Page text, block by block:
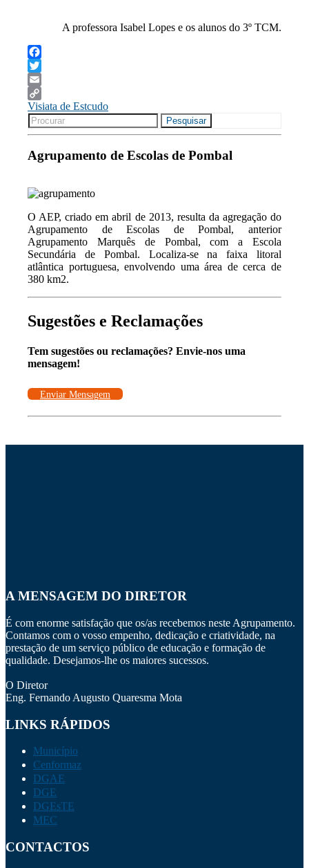
A professora Isabel Lopes e os alunos do 3º TCM.
Facebook
Twitter
Email
Copy
Link
Visiata de Estcudo
Search
for:
Pesquisar
Agrupamento de Escolas de Pombal
O AEP, criado em abril de 2013, resulta da agregação do
Agrupamento de Escolas de Pombal, anterior
Agrupamento Marquês de Pombal, com a Escola
Secundária de Pombal. Localiza-se na faixa litoral
atlântica portuguesa, envolvendo uma área de cerca de
380 km2.
Sugestões e Reclamações
Tem sugestões ou reclamações? Envie-nos uma
mensagem!
Enviar Mensagem
A MENSAGEM DO DIRETOR
É com enorme satisfação que os/as recebemos neste Agrupamento.
Contamos com o vosso empenho, dedicação e criatividade, na
prestação de um serviço público de educação e formação de
qualidade. Desejamos-lhe os maiores sucessos.
O Diretor
Eng. Fernando Augusto Quaresma Mota
LINKS RÁPIDOS
Município
Cenformaz
DGAE
DGE
DGEsTE
MEC
CONTACTOS